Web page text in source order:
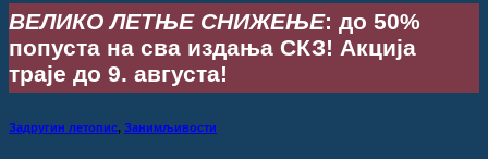
ВЕЛИКО ЛЕТЊЕ СНИЖЕЊЕ: до 50%
попуста на сва издања СКЗ! Акција
траје до 9. августа!
Задругин летопис, Занимљивости